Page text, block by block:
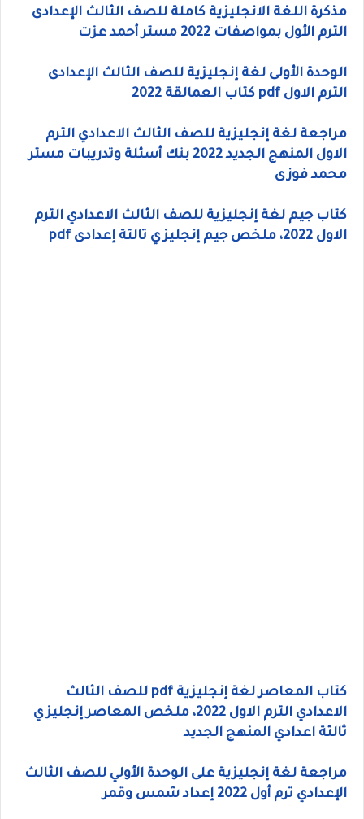
مذكرة اللغة الانجليزية كاملة للصف الثالث الإعدادى
الترم الأول بمواصفات 2022 مستر أحمد عزت
الوحدة الأولى لغة إنجليزية للصف الثالث الإعدادى
الترم الاول pdf كتاب العمالقة 2022
مراجعة لغة إنجليزية للصف الثالث الاعدادي الترم
الاول المنهج الجديد 2022 بنك أسئلة وتدريبات مستر
محمد فوزى
كتاب جيم لغة إنجليزية للصف الثالث الاعدادي الترم
الاول 2022، ملخص جيم إنجليزي تالتة إعدادى pdf
كتاب المعاصر لغة إنجليزية pdf للصف الثالث
الاعدادي الترم الاول 2022، ملخص المعاصر إنجليزي
ثالثة اعدادي المنهج الجديد
مراجعة لغة إنجليزية على الوحدة الأولي للصف الثالث
الإعدادي ترم أول 2022 إعداد شمس وقمر